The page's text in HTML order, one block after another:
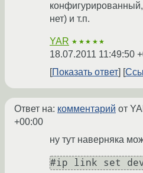
конфигурированный,
нет) и т.п.
YAR ★★★★★
18.07.2011 11:49:50
Показать ответ
Ответ на: комментарий от
+00:00
ну тут наверняка
#ip link set dev